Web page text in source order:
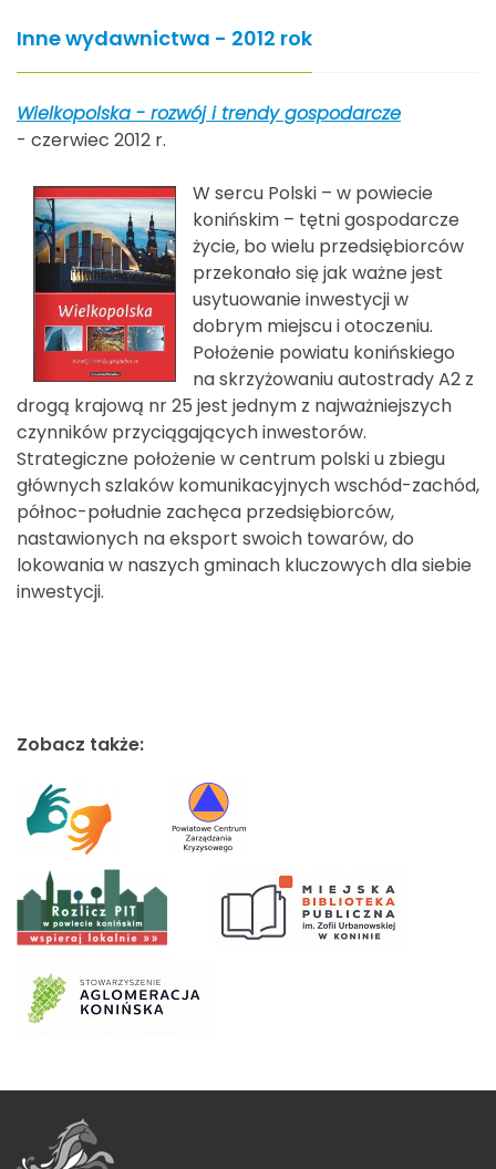
Inne wydawnictwa - 2012 rok
Wielkopolska - rozwój i trendy gospodarcze
- czerwiec 2012 r.
W sercu Polski – w powiecie
konińskim – tętni gospodarcze
życie, bo wielu przedsiębiorców
przekonało się jak ważne jest
usytuowanie inwestycji w
dobrym miejscu i otoczeniu.
Położenie powiatu konińskiego
na skrzyżowaniu autostrady A2 z
drogą krajową nr 25 jest jednym z najważniejszych
czynników przyciągających inwestorów.
Strategiczne położenie w centrum polski u zbiegu
głównych szlaków komunikacyjnych wschód-zachód,
północ-południe zachęca przedsiębiorców,
nastawionych na eksport swoich towarów, do
lokowania w naszych gminach kluczowych dla siebie
inwestycji.
Zobacz także: